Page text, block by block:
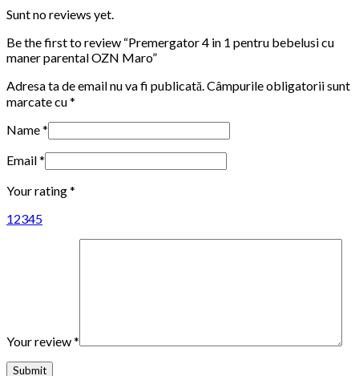
Sunt no reviews yet.
Be the first to review “Premergator 4 in 1 pentru bebelusi cu
maner parental OZN Maro”
Adresa ta de email nu va fi publicată.Câmpurile obligatorii sunt
marcate cu*
Name*
Email*
Your rating*
12345
Your review*